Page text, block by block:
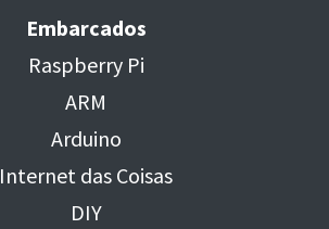
Embarcados
Raspberry Pi
ARM
Arduino
Internet das Coisas
DIY